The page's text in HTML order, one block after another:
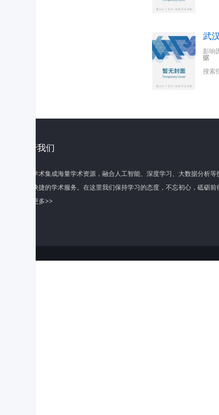
武
影响
据
搜索
关于我们
百度学术集成海量学术资源，融合人工智能、深度学习、大数据分析
全面快捷的学术服务。在这里我们保持学习的态度，不忘初心，砥砺前
了解更多>>